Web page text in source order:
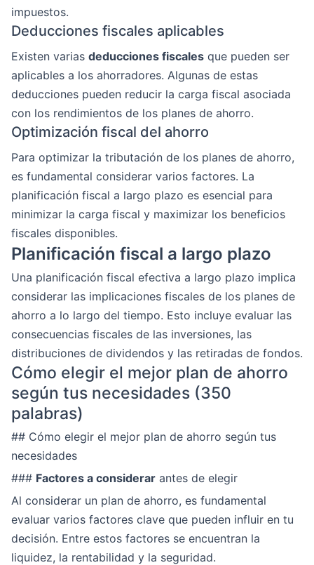
impuestos.
Deducciones fiscales aplicables
Existen varias deducciones fiscales que pueden ser
aplicables a los ahorradores. Algunas de estas
deducciones pueden reducir la carga fiscal asociada
con los rendimientos de los planes de ahorro.
Optimización fiscal del ahorro
Para optimizar la tributación de los planes de ahorro,
es fundamental considerar varios factores. La
planificación fiscal a largo plazo es esencial para
minimizar la carga fiscal y maximizar los beneficios
fiscales disponibles.
Planificación fiscal a largo plazo
Una planificación fiscal efectiva a largo plazo implica
considerar las implicaciones fiscales de los planes de
ahorro a lo largo del tiempo. Esto incluye evaluar las
consecuencias fiscales de las inversiones, las
distribuciones de dividendos y las retiradas de fondos.
Cómo elegir el mejor plan de ahorro
según tus necesidades (350
palabras)
## Cómo elegir el mejor plan de ahorro según tus
necesidades
### Factores a considerar antes de elegir
Al considerar un plan de ahorro, es fundamental
evaluar varios factores clave que pueden influir en tu
decisión. Entre estos factores se encuentran la
liquidez, la rentabilidad y la seguridad.